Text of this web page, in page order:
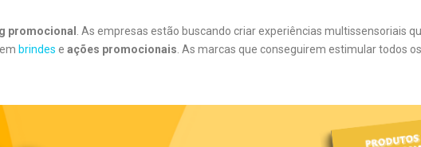
promocional
. As empresas estão buscando criar experiências multissensoriais
brindes e ações promocionais . As marcas que conseguirem estimular todos